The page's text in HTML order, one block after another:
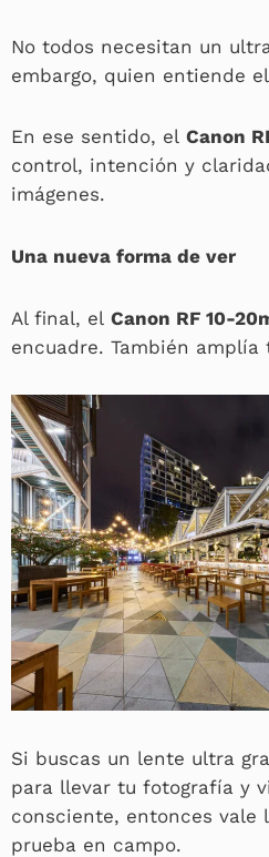
No todos necesitan un
embargo, quien entiende
En ese sentido, el Canon
control, intención y
imágenes.
Una nueva forma de ver
Al final, el Canon RF 10-
encuadre. También amplía
Si buscas un lente ultra
para llevar tu fotografía y
consciente, entonces vale
prueba en campo.